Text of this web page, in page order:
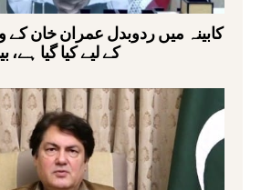
کابینہ میں ردوبدل عمران خان کے
کے لیے کیا گیا